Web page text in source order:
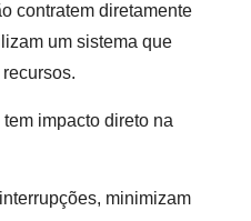
contratem diretamente
um sistema que
impacto direto na
minimizam